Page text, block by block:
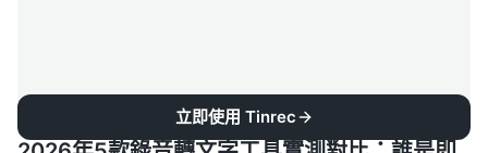
立即使用 Tinrec